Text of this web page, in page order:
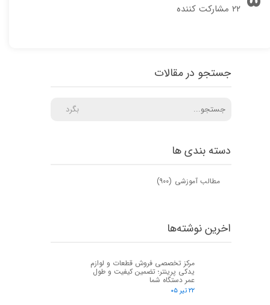
۲۲ مشارکت کننده
دسته بندی ها
مطالب آموزشی (۹۰۰)
جستجو در مقالات
بگرد
اخرین نوشته‌ها
مرکز تخصصی فروش قطعات و لوازم
یدکی پرینتر؛ تضمین کیفیت و طول
عمر دستگاه شما
۲۲ تیر ۰۵